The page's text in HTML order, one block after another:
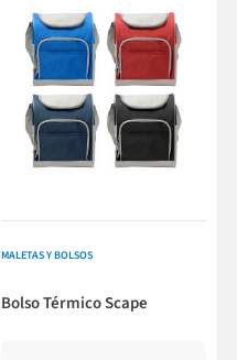
MALETAS Y BOLSOS
Bolso Térmico Scape